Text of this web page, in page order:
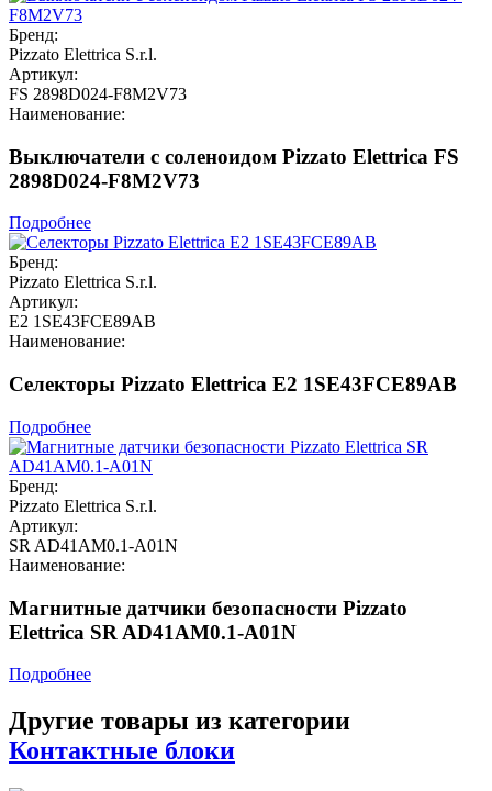
Бренд:
Pizzato Elettrica S.r.l.
Артикул:
FS 2898D024-F8M2V73
Наименование:
Выключатели с соленоидом Pizzato Elettrica FS
2898D024-F8M2V73
Подробнее
Бренд:
Pizzato Elettrica S.r.l.
Артикул:
E2 1SE43FCE89AB
Наименование:
Селекторы Pizzato Elettrica E2 1SE43FCE89AB
Подробнее
Бренд:
Pizzato Elettrica S.r.l.
Артикул:
SR AD41AM0.1-A01N
Наименование:
Магнитные датчики безопасности Pizzato
Elettrica SR AD41AM0.1-A01N
Подробнее
Другие товары из категории
Контактные блоки